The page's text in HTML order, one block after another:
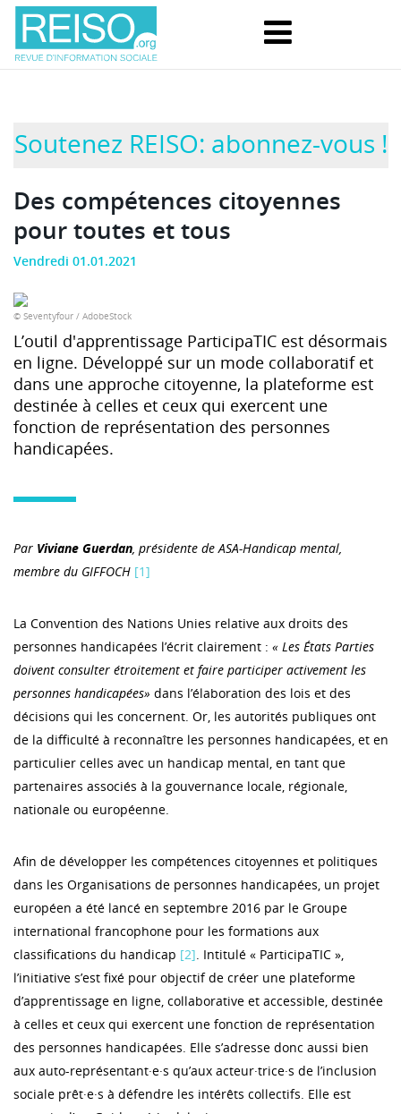
Soutenez REISO: abonnez-vous !
Des compétences citoyennes
pour toutes et tous
Vendredi 01.01.2021
© Seventyfour / AdobeStock
L’outil d'apprentissage ParticipaTIC est désormais
en ligne. Développé sur un mode collaboratif et
dans une approche citoyenne, la plateforme est
destinée à celles et ceux qui exercent une
fonction de représentation des personnes
handicapées.
Par Viviane Guerdan, présidente de ASA-Handicap mental,
membre du GIFFOCH [1]
La Convention des Nations Unies relative aux droits des
personnes handicapées l’écrit clairement : « Les États Parties
doivent consulter étroitement et faire participer activement les
personnes handicapées» dans l’élaboration des lois et des
décisions qui les concernent. Or, les autorités publiques ont
de la difficulté à reconnaître les personnes handicapées, et en
particulier celles avec un handicap mental, en tant que
partenaires associés à la gouvernance locale, régionale,
nationale ou européenne.
Afin de développer les compétences citoyennes et politiques
dans les Organisations de personnes handicapées, un projet
européen a été lancé en septembre 2016 par le Groupe
international francophone pour les formations aux
classifications du handicap [2]. Intitulé « ParticipaTIC »,
l’initiative s’est fixé pour objectif de créer une plateforme
d’apprentissage en ligne, collaborative et accessible, destinée
à celles et ceux qui exercent une fonction de représentation
des personnes handicapées. Elle s’adresse donc aussi bien
aux auto-représentant·e·s qu’aux acteur·trice·s de l’inclusion
sociale prêt·e·s à défendre les intérêts collectifs. Elle est